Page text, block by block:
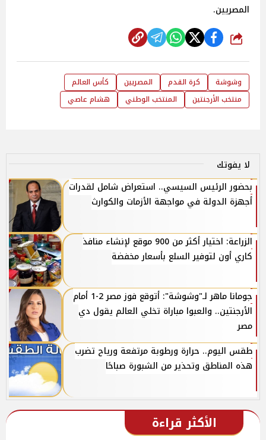
المصريين.
شارك
وشوشة كرة القدم المصريين
كأس العالم
منتخب الأرجنتين
المنتخب الوطني هشام عاصي
لا يفوتك
بحضور الرئيس السيسي.. استعراض شامل لقدرات
أجهزة الدولة في مواجهة الأزمات والكوارث
الزراعة: اختيار أكثر من 900 موقع لإنشاء منافذ
كاري أون لتوفير السلع بأسعار مخفضة
جومانا ماهر لـ"وشوشة": أتوقع فوز مصر 2-1 أمام
الأرجنتين.. والعبوا مباراة تخلي العالم يقول دي
مصر
طقس اليوم.. حرارة ورطوبة مرتفعة ورياح تضرب
هذه المناطق وتحذير من الشبورة صباحًا
الأكثر قراءة